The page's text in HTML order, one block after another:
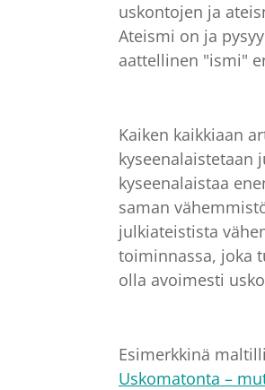
uskontojen ja
Ateismi on ja
aattellinen "ismi"
Kaiken kaikkiaan
kyseenalaistetaan
kyseenalaistaa
saman
julkiateistista
toiminnassa, joka
olla avoimesti
Esimerkkinä
Uskomatonta –